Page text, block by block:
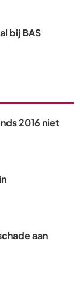
bij BAS
2016 niet
aan